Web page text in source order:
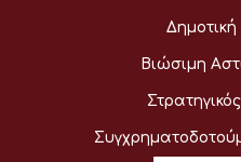
Βιώσιμη